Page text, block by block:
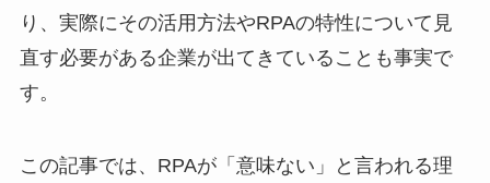
り、実際にその活用方法やRPAの特性について見
直す必要がある企業が出てきていることも事実で
す。
この記事では、RPAが「意味ない」と言われる理